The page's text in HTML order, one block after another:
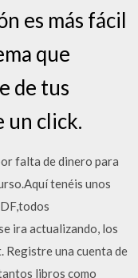
es más fácil
que
de tus
un click.
falta de dinero para
tenéis unos
ira actualizando, los
Registre una cuenta de
libros como